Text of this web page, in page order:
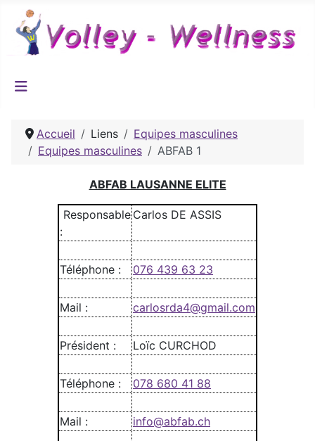
Accueil Liens
Equipes masculines
Equipes masculines
ABFAB 1
ABFAB LAUSANNE ELITE
Responsable
:
Carlos DE ASSIS
Téléphone : 076 439 63 23
Mail : carlosrda4@gmail.com
Président : Loïc CURCHOD
Téléphone : 078 680 41 88
Mail : info@abfab.ch